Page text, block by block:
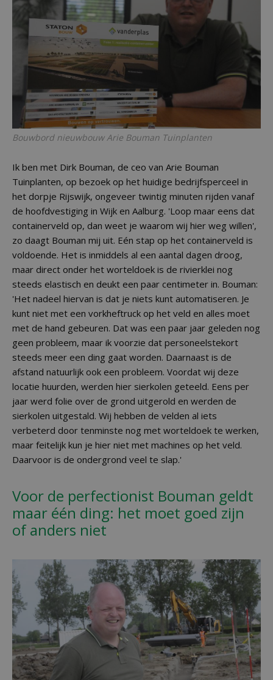
Bouwbord nieuwbouw Arie Bouman Tuinplanten
Ik ben met Dirk Bouman, de ceo van Arie Bouman
Tuinplanten, op bezoek op het huidige bedrijfsperceel in
het dorpje Rijswijk, ongeveer twintig minuten rijden vanaf
de hoofdvestiging in Wijk en Aalburg. 'Loop maar eens dat
containerveld op, dan weet je waarom wij hier weg willen',
zo daagt Bouman mij uit. Eén stap op het containerveld is
voldoende. Het is inmiddels al een aantal dagen droog,
maar direct onder het worteldoek is de rivierklei nog
steeds elastisch en deukt een paar centimeter in. Bouman:
'Het nadeel hiervan is dat je niets kunt automatiseren. Je
kunt niet met een vorkheftruck op het veld en alles moet
met de hand gebeuren. Dat was een paar jaar geleden nog
geen probleem, maar ik voorzie dat personeelstekort
steeds meer een ding gaat worden. Daarnaast is de
afstand natuurlijk ook een probleem. Voordat wij deze
locatie huurden, werden hier sierkolen geteeld. Eens per
jaar werd folie over de grond uitgerold en werden de
sierkolen uitgestald. Wij hebben de velden al iets
verbeterd door tenminste nog met worteldoek te werken,
maar feitelijk kun je hier niet met machines op het veld.
Daarvoor is de ondergrond veel te slap.'
Voor de perfectionist Bouman geldt
maar één ding: het moet goed zijn
of anders niet